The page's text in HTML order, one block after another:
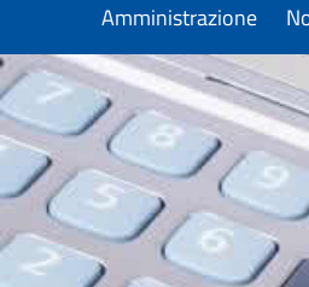
Amministrazione